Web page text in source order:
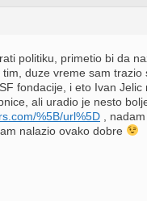
politiku, primetio bi da
duze vreme sam
fondacije, i eto Ivan
ali uradio je nesto
%5B/url%5D ,
nalazio ovako dobre